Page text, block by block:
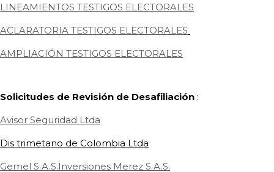
LINEAMIENTOS TESTIGOS ELECTORALES
ACLARATORIA TESTIGOS ELECTORALES
AMPLIACIÓN TESTIGOS ELECTORALES
Solicitudes de Revisión de Desafiliación :
Avisor Seguridad Ltda
Dis trimetano de Colombia Ltda
Gemel S.A.S.Inversiones Merez S.A.S.